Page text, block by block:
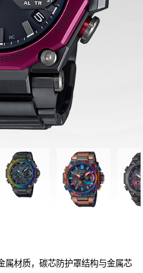
属材质，碳芯防护罩结构与金属芯